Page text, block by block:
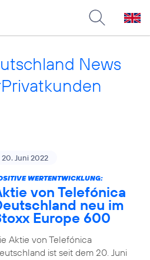
News
20. Juni 2022
WERTENTWICKLUNG:
von Telefónica
neu im
Europe 600
Aktie von Telefónica
ist seit dem 20. Juni